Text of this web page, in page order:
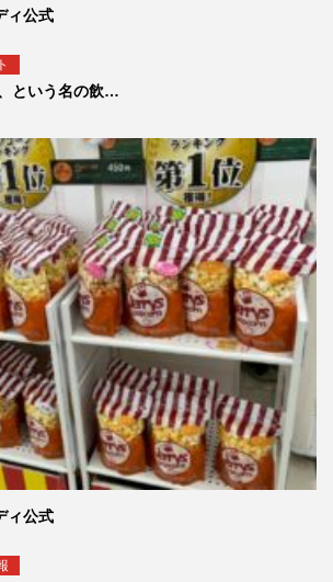
ィ公式
夏恒例ビアガーデン、という名の飲み会開催🍻
ィ公式